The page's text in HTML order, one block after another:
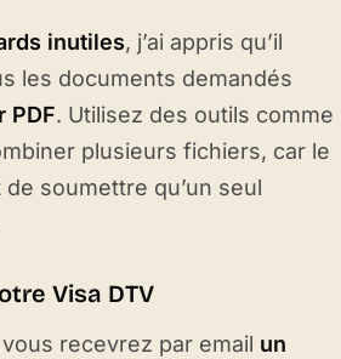
inutiles, j’ai appris qu’il
les documents demandés
PDF. Utilisez des outils comme
plusieurs fichiers, car le
soumettre qu’un seul
Visa DTV
vous recevrez par email un